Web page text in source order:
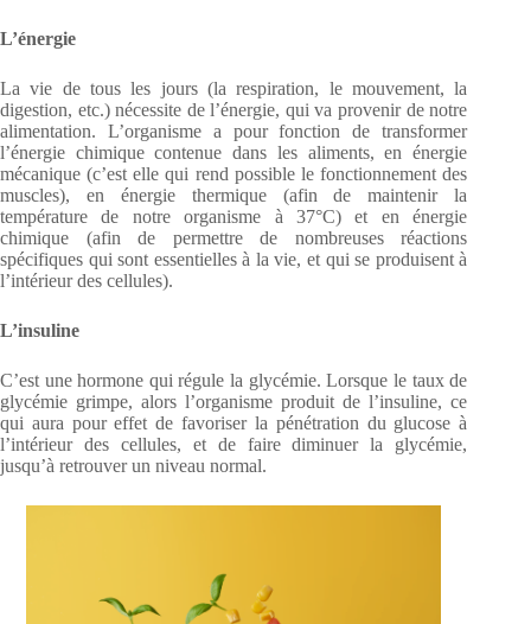
L’énergie
La vie de tous les jours (la respiration, le mouvement, la
digestion, etc.) nécessite de l’énergie, qui va provenir de notre
alimentation. L’organisme a pour fonction de transformer
l’énergie chimique contenue dans les aliments, en énergie
mécanique (c’est elle qui rend possible le fonctionnement des
muscles), en énergie thermique (afin de maintenir la
température de notre organisme à 37°C) et en énergie
chimique (afin de permettre de nombreuses réactions
spécifiques qui sont essentielles à la vie, et qui se produisent à
l’intérieur des cellules).
L’insuline
C’est une hormone qui régule la glycémie. Lorsque le taux de
glycémie grimpe, alors l’organisme produit de l’insuline, ce
qui aura pour effet de favoriser la pénétration du glucose à
l’intérieur des cellules, et de faire diminuer la glycémie,
jusqu’à retrouver un niveau normal.